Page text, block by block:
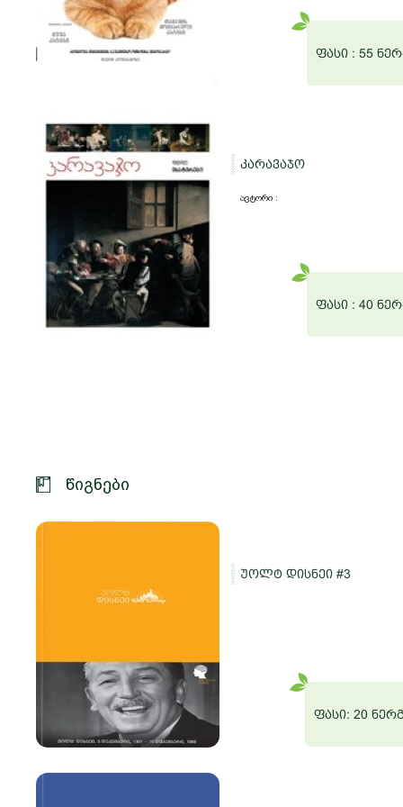
ფასი : 55
კარავაჯო
ავტორი :
ფასი : 40
წიგნები
უოლტ დისნეი #3
ფასი: 20